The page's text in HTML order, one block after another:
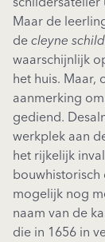
Maar de
de cleyne
waarschijnlijk
het huis. Maar,
aanmerking
gediend.
werkplek aan
het rijkelijk
bouwhistorisch
mogelijk nog
naam van de
die in 1656 in